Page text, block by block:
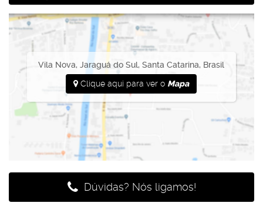
Vila Nova,Jaraguá do Sul,Santa Catarina, Brasil
Clique aqui para ver o Mapa
Dúvidas? Nós ligamos!